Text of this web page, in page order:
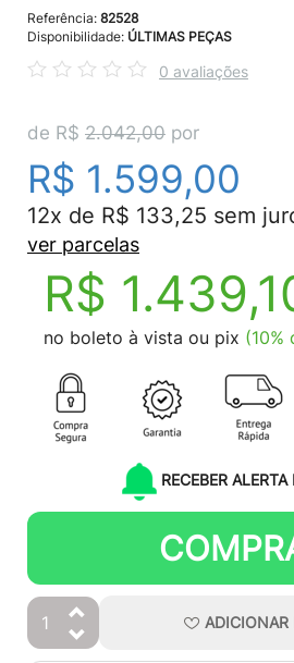
Referência: 82528
Disponibilidade: ÚLTIMAS PEÇAS
0 avaliações
de R$ 2.042,00 por
R$ 1.599,00
12x de R$ 133,25 sem
ver parcelas
R$
no boleto à vista ou pix (10%
RECEBER ALERTA
ADICIONAR